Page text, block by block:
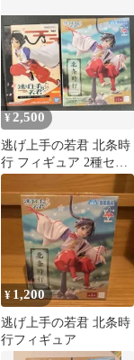
¥ 2,500
逃げ上手の若君 北条時
行 フィギュア 2種セッ
ト
¥ 1,200
逃げ上手の若君 北条時
行フィギュア